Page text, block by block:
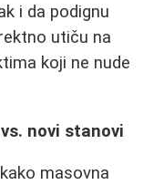
i da podignu
utiču na
koji ne nude
novi stanovi
masovna